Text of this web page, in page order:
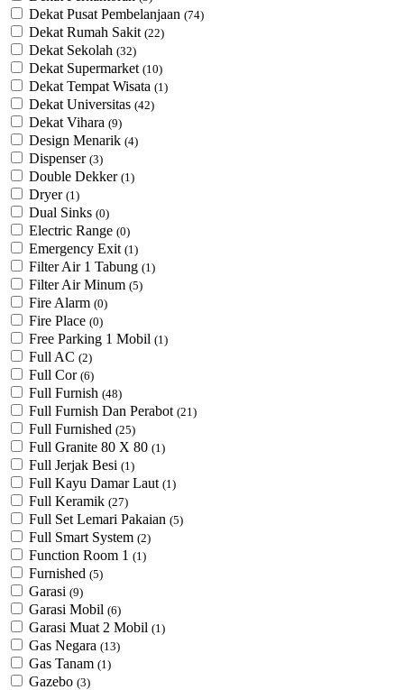
Dekat Pusat Pembelanjaan (74)
Dekat Rumah Sakit (22)
Dekat Sekolah (32)
Dekat Supermarket (10)
Dekat Tempat Wisata (1)
Dekat Universitas (42)
Dekat Vihara (9)
Design Menarik (4)
Dispenser (3)
Double Dekker (1)
Dryer (1)
Dual Sinks (0)
Electric Range (0)
Emergency Exit (1)
Filter Air 1 Tabung (1)
Filter Air Minum (5)
Fire Alarm (0)
Fire Place (0)
Free Parking 1 Mobil (1)
Full AC (2)
Full Cor (6)
Full Furnish (48)
Full Furnish Dan Perabot (21)
Full Furnished (25)
Full Granite 80 X 80 (1)
Full Jerjak Besi (1)
Full Kayu Damar Laut (1)
Full Keramik (27)
Full Set Lemari Pakaian (5)
Full Smart System (2)
Function Room 1 (1)
Furnished (5)
Garasi (9)
Garasi Mobil (6)
Garasi Muat 2 Mobil (1)
Gas Negara (13)
Gas Tanam (1)
Gazebo (3)